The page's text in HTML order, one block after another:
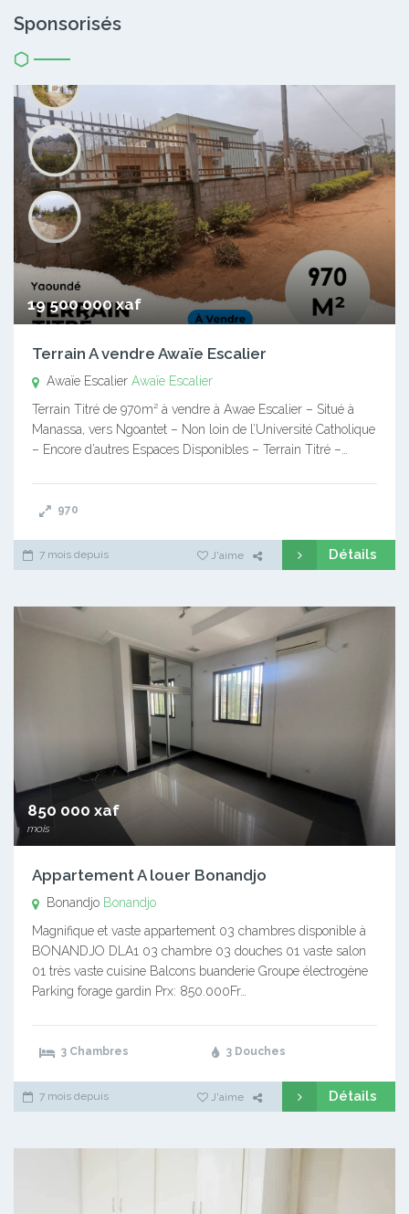
Sponsorisés
19 500 000 xaf
Terrain A vendre Awaïe Escalier
Awaïe Escalier Awaïe Escalier
Terrain Titré de 970m² à vendre à Awae Escalier – Situé à
Manassa, vers Ngoantet – Non loin de l’Université Catholique
– Encore d’autres Espaces Disponibles – Terrain Titré –…
970
7 mois depuis J'aime Détails
850 000 xaf
mois
Appartement A louer Bonandjo
Bonandjo Bonandjo
Magnifique et vaste appartement 03 chambres disponible à
BONANDJO DLA1 03 chambre 03 douches 01 vaste salon
01 très vaste cuisine Balcons buanderie Groupe électrogène
Parking forage gardin Prx: 850.000Fr…
3 Chambres 3 Douches
7 mois depuis J'aime Détails